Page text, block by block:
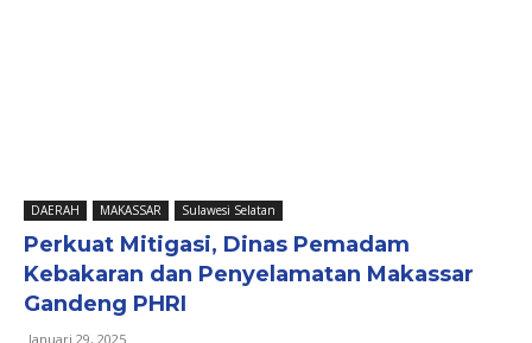
DAERAH MAKASSAR Sulawesi Selatan
Perkuat Mitigasi, Dinas Pemadam
Kebakaran dan Penyelamatan Makassar
Gandeng PHRI
Januari 29, 2025